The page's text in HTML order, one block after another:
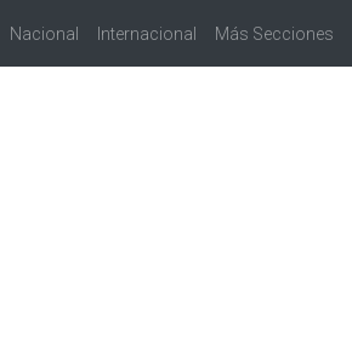
Nacional Internacional Más Secciones